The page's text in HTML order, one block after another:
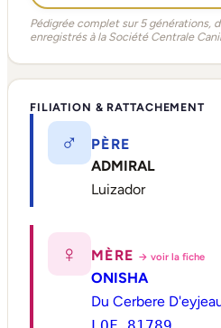
Pédigrée complet sur 5 générations,
enregistrés à la Société Centrale
FILIATION & RATTACHEMENT
♂
PÈRE
ADMIRAL
Luizador
♀ MÈRE → voir la fiche
ONISHA
Du Cerbere